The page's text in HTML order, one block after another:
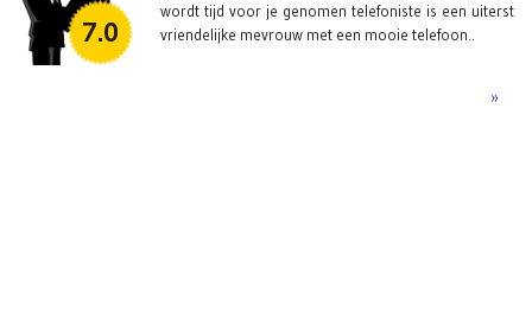
7.0
wordt tijd voor je genomen telefoniste is een uiterst
vriendelijke mevrouw met een mooie telefoon..
»